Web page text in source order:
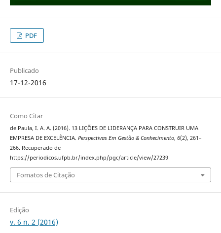
PDF
Publicado
17-12-2016
Como Citar
de Paula, I. A. A. (2016). 13 LIÇÕES DE LIDERANÇA PARA CONSTRUIR UMA
EMPRESA DE EXCELÊNCIA. Perspectivas Em Gestão & Conhecimento, 6(2), 261–
266. Recuperado de
https://periodicos.ufpb.br/index.php/pgc/article/view/27239
Fomatos de Citação
Edição
v. 6 n. 2 (2016)